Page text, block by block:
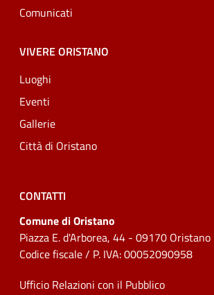
Comunicati
VIVERE ORISTANO
Luoghi
Eventi
Gallerie
Città di Oristano
CONTATTI
Comune di Oristano
Piazza E. d'Arborea, 44 - 09170 Oristano
Codice fiscale / P. IVA: 00052090958
Ufficio Relazioni con il Pubblico